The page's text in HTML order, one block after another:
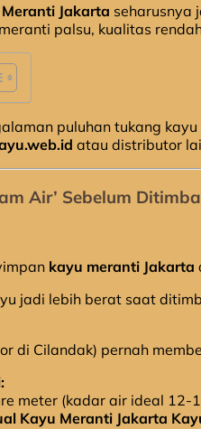
Jakarta seharusnya
palsu, kualitas
puluhan tukang
atau distributor
Air’ Sebelum
kayu meranti Jakarta
jadi lebih berat saat
di Cilandak) pernah
meter (kadar air ideal 12-
Kayu Meranti Jakarta